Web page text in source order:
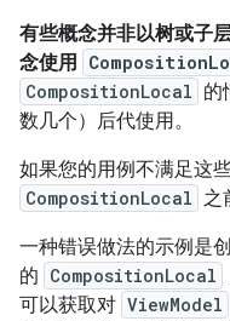
有些概念并非以树或子
念使用
CompositionLocal 的
数几个）后代使用。
如果您的用例不满足这
CompositionLocal 之
一种错误做法的示例是
的 CompositionLocal
可以获取对 ViewModel